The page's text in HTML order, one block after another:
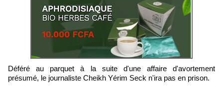
Déféré au parquet à la suite d'une affaire d'avortement
présumé, le journaliste Cheikh Yérim Seck n'ira pas en prison.